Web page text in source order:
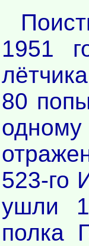
1951
80
523-го
ушли
полка